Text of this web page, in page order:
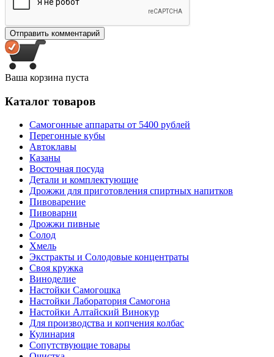
Ваша корзина пуста
Каталог товаров
Самогонные аппараты от 5400 рублей
Перегонные кубы
Автоклавы
Казаны
Восточная посуда
Детали и комплектующие
Дрожжи для приготовления спиртных напитков
Пивоварение
Пивоварни
Дрожжи пивные
Солод
Хмель
Экстракты и Солодовые концентраты
Своя кружка
Виноделие
Настойки Самогошка
Настойки Лаборатория Самогона
Настойки Алтайский Винокур
Для производства и копчения колбас
Кулинария
Сопутствующие товары